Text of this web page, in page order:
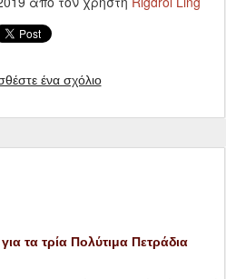
στρώματα του λαού. Λόγω της
παρουσίας των